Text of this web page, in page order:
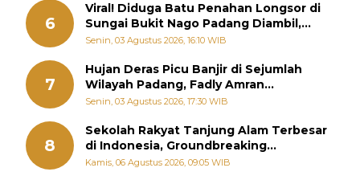
6
Viral! Diduga Batu Penahan Longsor di
Sungai Bukit Nago Padang Diambil,
Warga Khawatir Bencana Terulang
Senin, 03 Agustus 2026, 16:10 WIB
7
Hujan Deras Picu Banjir di Sejumlah
Wilayah Padang, Fadly Amran
Perintahkan OPD Siaga
Senin, 03 Agustus 2026, 17:30 WIB
8
Sekolah Rakyat Tanjung Alam Terbesar
di Indonesia, Groundbreaking
September
Kamis, 06 Agustus 2026, 09:05 WIB